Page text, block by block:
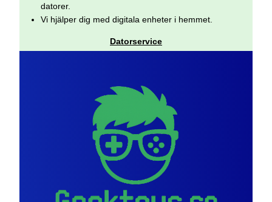
datorer.
Vi hjälper dig med digitala enheter i hemmet.
Datorservice